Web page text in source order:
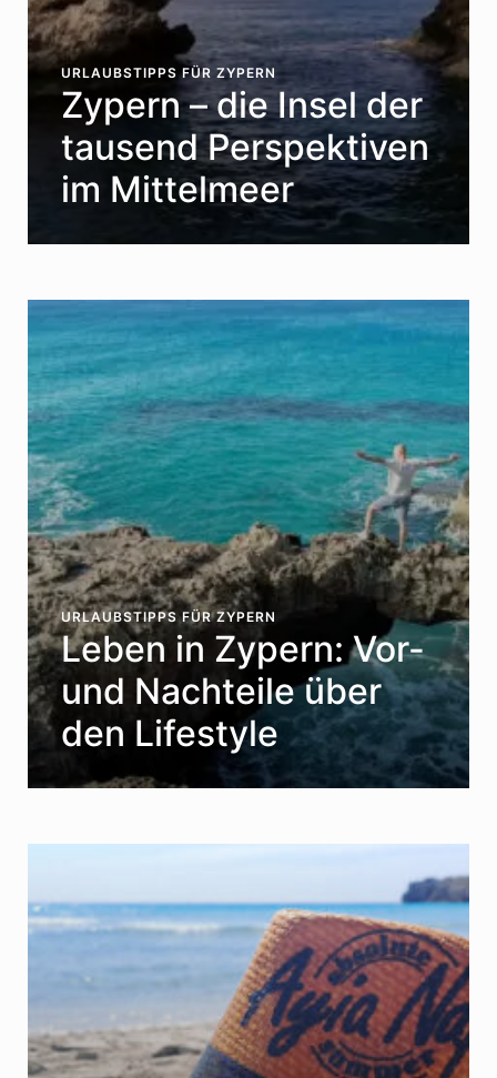
URLAUBSTIPPS FÜR ZYPERN
Zypern – die Insel der
tausend Perspektiven
im Mittelmeer
URLAUBSTIPPS FÜR ZYPERN
Leben in Zypern: Vor-
und Nachteile über
den Lifestyle